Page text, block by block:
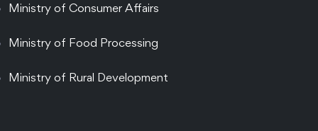
Ministry of Consumer Affairs
Ministry of Food Processing
Ministry of Rural Development